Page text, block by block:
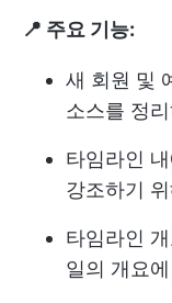
📍 주요 기능:
새 회원 및
소스를 정
타임라인
강조하기
타임라인
일의 개요